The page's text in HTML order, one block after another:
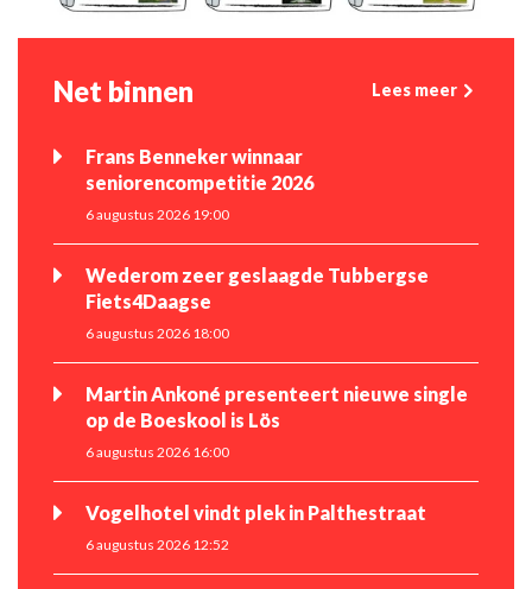
Net binnen Lees meer
Frans Benneker winnaar
seniorencompetitie 2026
6 augustus 2026 19:00
Wederom zeer geslaagde Tubbergse
Fiets4Daagse
6 augustus 2026 18:00
Martin Ankoné presenteert nieuwe single
op de Boeskool is Lös
6 augustus 2026 16:00
Vogelhotel vindt plek in Palthestraat
6 augustus 2026 12:52